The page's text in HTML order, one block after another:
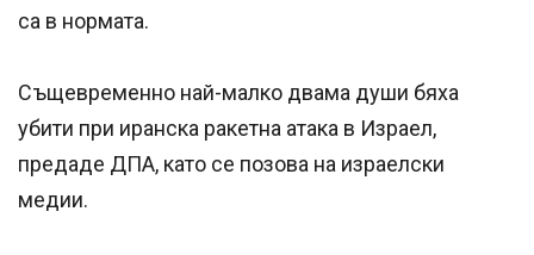
са в нормата.
Същевременно най-малко двама души бяха
убити при иранска ракетна атака в Израел,
предаде ДПА, като се позова на израелски
медии.